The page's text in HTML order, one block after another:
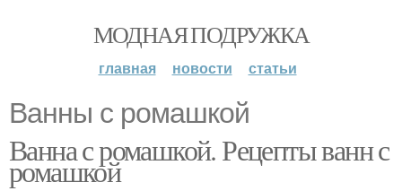
МОДНАЯ ПОДРУЖКА
главная новости статьи
Ванны с ромашкой
Ванна с ромашкой. Рецепты ванн с
ромашкой